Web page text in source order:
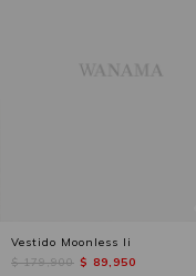
Vestido Moonless Ii
$ 179,900 $ 89,950